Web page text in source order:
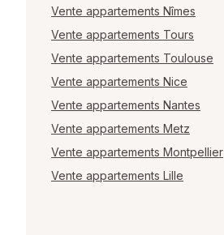
Vente appartements Nîmes
Vente appartements Tours
Vente appartements Toulouse
Vente appartements Nice
Vente appartements Nantes
Vente appartements Metz
Vente appartements Montpellier
Vente appartements Lille